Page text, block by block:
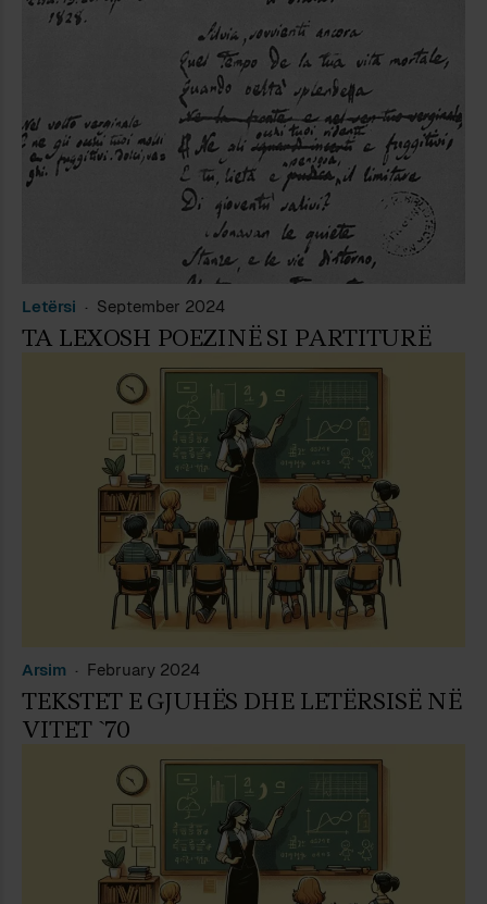
Letërsi September 2024
TA LEXOSH POEZINË SI PARTITURË
Arsim February 2024
TEKSTET E GJUHËS DHE LETËRSISË NË
VITET `70